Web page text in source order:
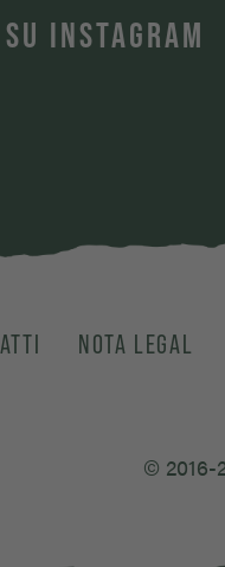
INSTAGRAM
NOTA LEGAL
© 2016-